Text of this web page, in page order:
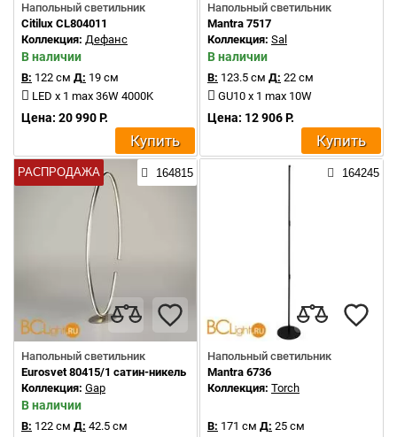
Напольный светильник
Citilux CL804011
Коллекция: Дефанс
В наличии
В: 122 см Д: 19 см
LED x 1 max 36W 4000K
Цена: 20 990 Р.
Купить
Напольный светильник
Mantra 7517
Коллекция: Sal
В наличии
В: 123.5 см Д: 22 см
GU10 x 1 max 10W
Цена: 12 906 Р.
Купить
РАСПРОДАЖА 164815
Напольный светильник
Eurosvet 80415/1 сатин-никель
Коллекция: Gap
В наличии
В: 122 см Д: 42.5 см
164245
Напольный светильник
Mantra 6736
Коллекция: Torch
В: 171 см Д: 25 см